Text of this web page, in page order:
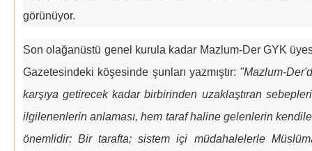
görünüyor.
Son olağanüstü genel kurula kadar Mazlum-Der GYK
Gazetesindeki köşesinde şunları yazmıştır: "Mazlum-
karşıya getirecek kadar birbirinden uzaklaştıran
ilgilenenlerin anlaması, hem taraf haline gelenlerin
önemlidir: Bir tarafta; sistem içi müdahalelerle